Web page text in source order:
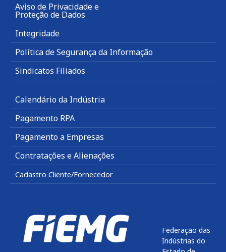
Aviso de Privacidade e
Proteção de Dados
Integridade
Política de Segurança da Informação
Sindicatos Filiados
Calendário da Indústria
Pagamento RPA
Pagamento a Empresas
Contratações e Alienações
Cadastro Cliente/Fornecedor
Federação das
Indústrias do